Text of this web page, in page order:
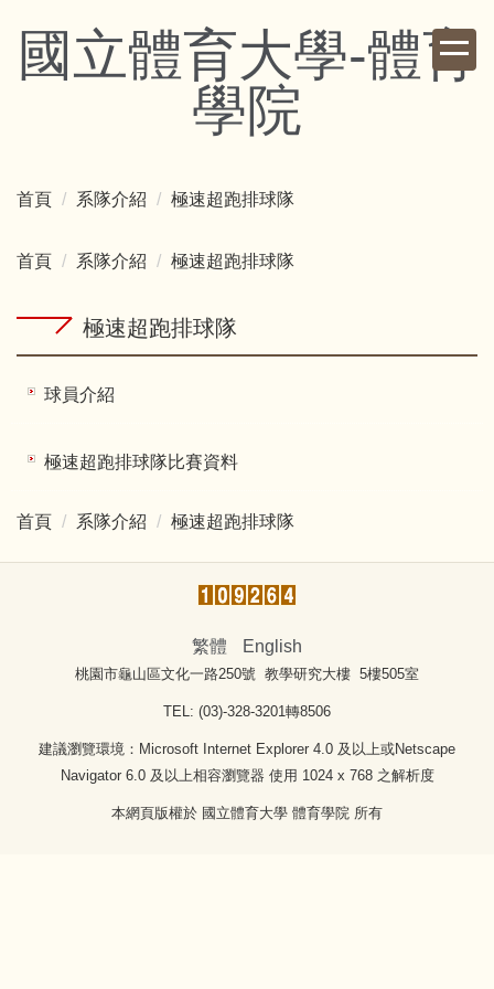
主國立體育大學-體育
學院
首頁 系隊介紹 極速超跑排球隊
首頁 系隊介紹 極速超跑排球隊
極速超跑排球隊
球員介紹
極速超跑排球隊比賽資料
首頁 系隊介紹 極速超跑排球隊
繁體 English
桃園市龜山區文化一路250號 教學研究大樓 5樓505室
TEL: (03)-328-3201轉8506
建議瀏覽環境：Microsoft Internet Explorer 4.0 及以上或Netscape
Navigator 6.0 及以上相容瀏覽器 使用 1024 x 768 之解析度
本網頁版權於 國立體育大學 體育學院 所有